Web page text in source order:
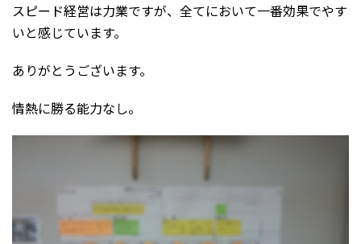
スピード経営は力業ですが、全てにおいて一番効果でやす
いと感じています。
ありがとうございます。
情熱に勝る能力なし。